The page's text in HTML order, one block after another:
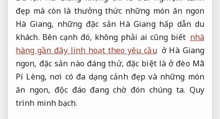
đẹp mà còn là thưởng thức những món ăn ngon
Hà Giang, những đặc sản Hà Giang hấp dẫn du
khách. Bên cạnh đó, không phải ai cũng biết nhà
hàng gần đây linh hoạt theo yêu cầu ở Hà Giang
ngon, đặc sản nào đáng thử, đặc biệt là ở đèo Mã
Pí Lèng, nơi có đa dạng cảnh đẹp và những món
ăn ngon, độc đáo đang chờ đón chúng ta. Quy
trình minh bạch.